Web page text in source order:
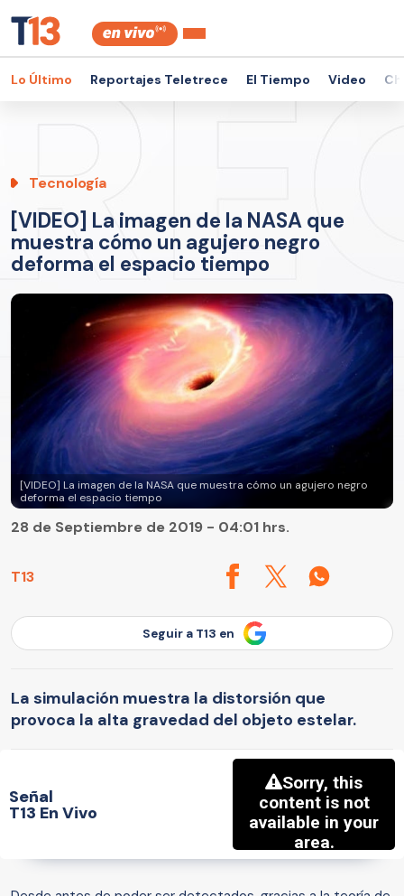
Lo Último Reportajes Teletrece El Tiempo Video
Tecnología
[VIDEO] La imagen de la NASA que
muestra cómo un agujero negro
deforma el espacio tiempo
[VIDEO] La imagen de la NASA que muestra cómo un agujero negro
deforma el espacio tiempo
T13
28 de Septiembre de 2019 - 04:01 hrs.
Seguir a T13 en
La simulación muestra la distorsión que
provoca la alta gravedad del objeto estelar.
Señal
T13 En Vivo